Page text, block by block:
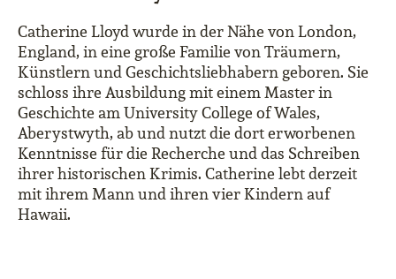
Catherine Lloyd wurde in der Nähe von London,
England, in eine große Familie von Träumern,
Künstlern und Geschichtsliebhabern geboren. Sie
schloss ihre Ausbildung mit einem Master in
Geschichte am University College of Wales,
Aberystwyth, ab und nutzt die dort erworbenen
Kenntnisse für die Recherche und das Schreiben
ihrer historischen Krimis. Catherine lebt derzeit
mit ihrem Mann und ihren vier Kindern auf
Hawaii.